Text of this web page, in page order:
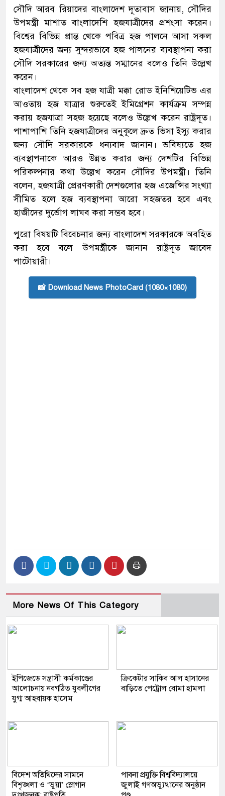
সৌদি আরব রিয়াদের বাংলাদেশ দূতাবাস জানায়, সৌদির
উপমন্ত্রী মাশাত বাংলাদেশি হজযাত্রীদের প্রশংসা করেন।
বিশ্বের বিভিন্ন প্রান্ত থেকে পবিত্র হজ পালনে আসা সকল
হজযাত্রীদের জন্য সুন্দরভাবে হজ পালনের ব্যবস্থাপনা করা
সৌদি সরকারের জন্য অত্যন্ত সম্মানের বলেও তিনি উল্লেখ
করেন।
বাংলাদেশ থেকে সব হজ যাত্রী মক্কা রোড ইনিশিয়েটিভ এর
আওতায় হজ যাত্রার শুরুতেই ইমিগ্রেশন কার্যক্রম সম্পন্ন
করায় হজযাত্রা সহজ হয়েছে বলেও উল্লেখ করেন রাষ্ট্রদূত।
পাশাপাশি তিনি হজযাত্রীদের অনুকূলে দ্রুত ভিসা ইস্যু করার
জন্য সৌদি সরকারকে ধন্যবাদ জানান। ভবিষ্যতে হজ
ব্যবস্থাপনাকে আরও উন্নত করার জন্য দেশটির বিভিন্ন
পরিকল্পনার কথা উল্লেখ করেন সৌদির উপমন্ত্রী। তিনি
বলেন, হজযাত্রী প্রেরণকারী দেশগুলোর হজ এজেন্সির সংখ্যা
সীমিত হলে হজ ব্যবস্থাপনা আরো সহজতর হবে এবং
হাজীদের দুর্ভোগ লাঘব করা সম্ভব হবে।
পুরো বিষয়টি বিবেচনার জন্য বাংলাদেশ সরকারকে অবহিত
করা হবে বলে উপমন্ত্রীকে জানান রাষ্ট্রদূত জাবেদ
পাটোয়ারী।
📸 Download News PhotoCard (1080×1080)
More News Of This Category
ইপিজেডে সন্ত্রাসী কর্মকাণ্ডের
আলোচনায় নবগঠিত যুবলীগের
যুগ্ম আহবায়ক হাসেম
ক্রিকেটার সাকিব আল হাসানের
বাড়িতে পেট্রোল বোমা হামলা
বিদেশ অতিথিদের সামনে
বিশৃঙ্খলা ও ‘ভুয়া’ স্লোগান
পাবনা প্রযুক্তি বিশ্ববিদ্যালয়ে
জুলাই গণঅভ্যুত্থানের অনুষ্ঠান